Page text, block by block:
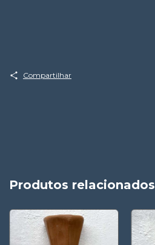
Compartilhar
Produtos relacionados